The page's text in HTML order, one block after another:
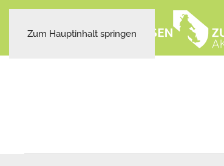
Zum Hauptinhalt springen